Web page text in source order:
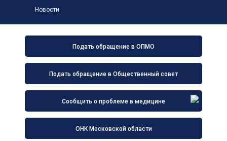
Подать обращение в ОПМО
Подать обращение в Общественный совет
Сообщить о проблеме в медицине
ОНК Московской области
Новости